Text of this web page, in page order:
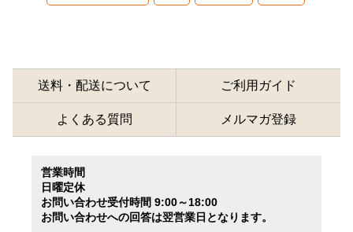
送料・配送について ご利用ガイド
よくある質問 メルマガ登録
営業時間
日曜定休
お問い合わせ受付時間 9:00～18:00
お問い合わせへの回答は翌営業日となります。